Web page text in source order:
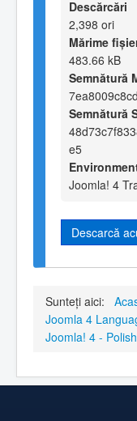
Descărcări
2,398 ori
Mărime
483.66 kB
Semnătură
Semnătură
e5
Joomla! 4
Descarcă
Sunteți aici:
Joomla 4
Joomla! 4 - Polish